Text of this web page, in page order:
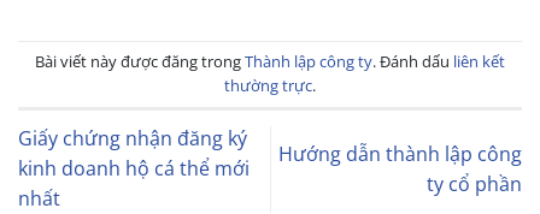
Bài viết này được đăng trongThành lập công ty. Đánh dấu liên kết
thường trực.
Giấy chứng nhận đăng ký
kinh doanh hộ cá thể mới
nhất
Hướng dẫn thành lập công
ty cổ phần